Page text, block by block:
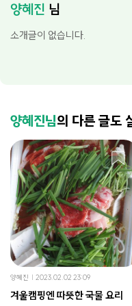
양혜진 님
소개글이 없습니다.
양혜진님의 다른 글도
양혜진 2023.02.02 23:09
겨울캠핑엔 따뜻한 국물 요리